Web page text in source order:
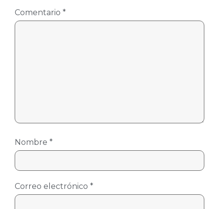
Comentario *
Nombre *
Correo electrónico *